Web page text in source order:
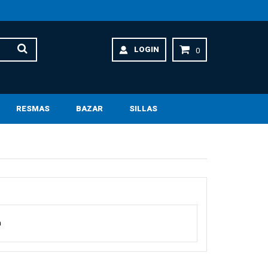
LOGIN 0
RESMAS BAZAR SILLAS